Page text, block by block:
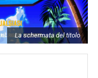
La schermata del titolo